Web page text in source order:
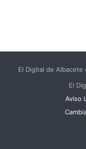
El Digital de Albacete
El
Aviso